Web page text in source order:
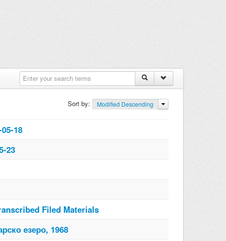
Sort by: Modified Descending
18
23
Filed Materials
езеро, 1968